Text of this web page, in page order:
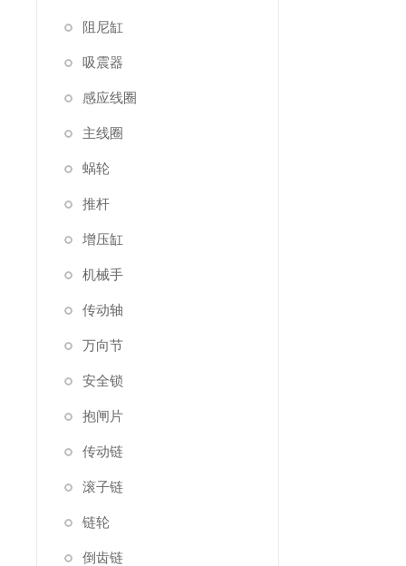
阻尼缸
吸震器
感应线圈
主线圈
蜗轮
推杆
增压缸
机械手
传动轴
万向节
安全锁
抱闸片
传动链
滚子链
链轮
倒齿链